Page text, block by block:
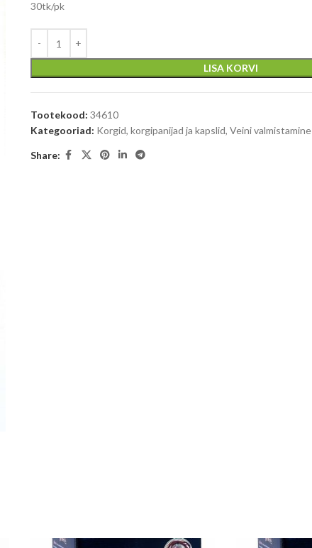
30tk/pk
LISA KORVI
Tootekood: 34610
Kategooriad: Korgid, korgipanijad ja kapslid, Veini valmistamine
Share: